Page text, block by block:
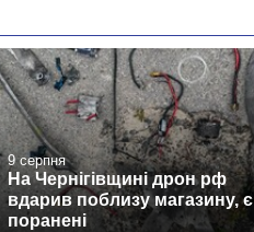
9 серпня
На Чернігівщині дрон рф
вдарив поблизу магазину, є
поранені